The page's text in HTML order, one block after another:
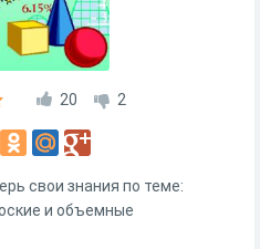
20 2
свои знания по теме:
и объемные